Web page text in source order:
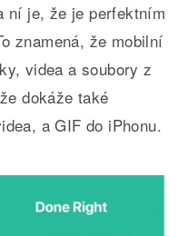
ní je, že je perfektním
znamená, že mobilní
videa a soubory z
dokáže také
a GIF do iPhonu.